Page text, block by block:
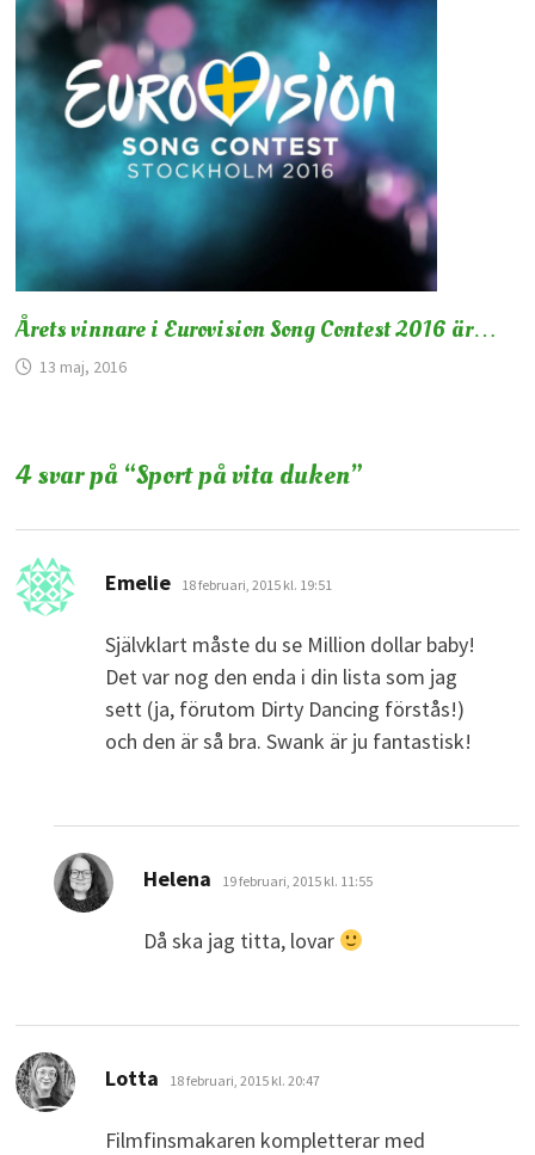
Årets vinnare i Eurovision Song Contest 2016 är…
13 maj, 2016
4 svar på “Sport på vita duken”
Emelie skriver:
18 februari, 2015 kl. 19:51
Självklart måste du se Million dollar baby!
Det var nog den enda i din lista som jag
sett (ja, förutom Dirty Dancing förstås!)
och den är så bra. Swank är ju fantastisk!
Helena skriver:
19 februari, 2015 kl. 11:55
Då ska jag titta, lovar
Lotta skriver:
18 februari, 2015 kl. 20:47
Filmfinsmakaren kompletterar med